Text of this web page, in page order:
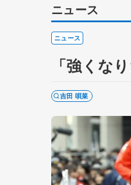
ニュース
ニュース
「強くな
吉田 唄菜